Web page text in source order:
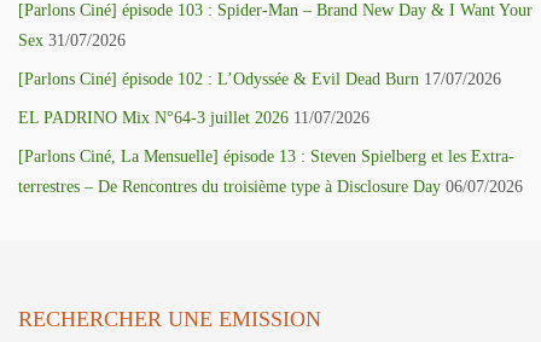
[Parlons Ciné] épisode 103 : Spider-Man – Brand New Day & I Want Your
Sex 31/07/2026
[Parlons Ciné] épisode 102 : L’Odyssée & Evil Dead Burn 17/07/2026
EL PADRINO Mix N°64-3 juillet 2026 11/07/2026
[Parlons Ciné, La Mensuelle] épisode 13 : Steven Spielberg et les Extra-
terrestres – De Rencontres du troisième type à Disclosure Day 06/07/2026
RECHERCHER UNE EMISSION